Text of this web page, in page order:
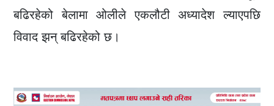
बढिरहेको बेलामा ओलीले एकलौटी अध्यादेश ल्याएपछि
विवाद झन् बढिरहेको छ।